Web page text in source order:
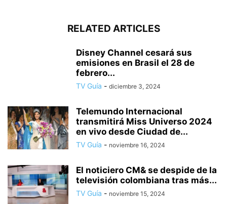
RELATED ARTICLES
Disney Channel cesará sus
emisiones en Brasil el 28 de
febrero...
TV Guía - diciembre 3, 2024
Telemundo Internacional
transmitirá Miss Universo 2024
en vivo desde Ciudad de...
TV Guía - noviembre 16, 2024
El noticiero CM& se despide de la
televisión colombiana tras más...
TV Guía - noviembre 15, 2024